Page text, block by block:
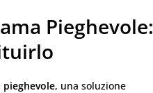
Pieghevole:
pieghevole, una soluzione